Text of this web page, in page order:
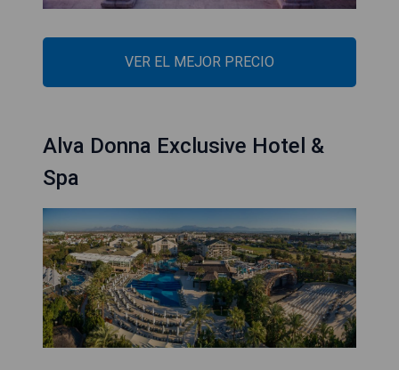
VER EL MEJOR PRECIO
Alva Donna Exclusive Hotel &
Spa